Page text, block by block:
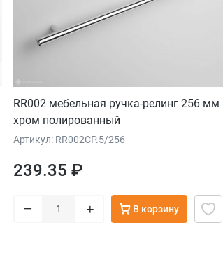
RR002 мебельная ручка-релинг 256 мм
хром полированный
Артикул: RR002CP.5/256
239.35 ₽
– + В корзину